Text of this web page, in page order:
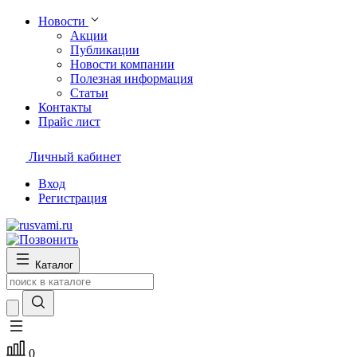
Новости
Акции
Публикации
Новости компании
Полезная информация
Статьи
Контакты
Прайс лист
Личный кабинет
Вход
Регистрация
Каталог
0